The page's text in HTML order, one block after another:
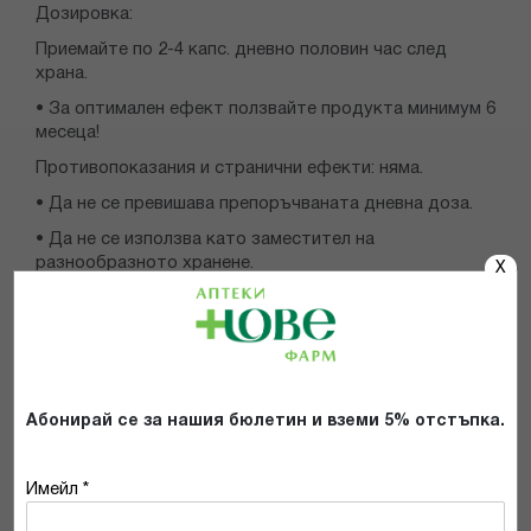
X
Абонирай се за нашия бюлетин и вземи 5% отстъпка.
Имейл *
Дозировка:
Приемайте по 2-4 капс. дневно половин час след
храна.
• За оптимален ефект ползвайте продукта минимум 6
месеца!
Противопоказания и странични ефекти: няма.
• Да не се превишава препоръчваната дневна доза.
• Да не се използва като заместител на
разнообразното хранене.
Опаковка: 80 капсули.
КАКВО Е ВАШЕТО МНЕНИЕ ЗА: